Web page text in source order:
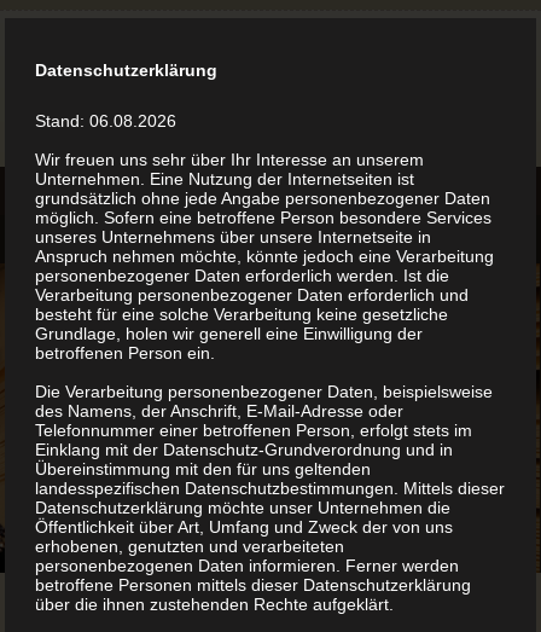
Datenschutzerklärung
Stand: 06.08.2026
Wir freuen uns sehr über Ihr Interesse an unserem
Unternehmen. Eine Nutzung der Internetseiten ist
grundsätzlich ohne jede Angabe personenbezogener Daten
möglich. Sofern eine betroffene Person besondere Services
unseres Unternehmens über unsere Internetseite in
Anspruch nehmen möchte, könnte jedoch eine Verarbeitung
personenbezogener Daten erforderlich werden. Ist die
Verarbeitung personenbezogener Daten erforderlich und
besteht für eine solche Verarbeitung keine gesetzliche
Grundlage, holen wir generell eine Einwilligung der
betroffenen Person ein.
Die Verarbeitung personenbezogener Daten, beispielsweise
des Namens, der Anschrift, E-Mail-Adresse oder
Telefonnummer einer betroffenen Person, erfolgt stets im
Einklang mit der Datenschutz-Grundverordnung und in
Übereinstimmung mit den für uns geltenden
landesspezifischen Datenschutzbestimmungen. Mittels dieser
Datenschutzerklärung möchte unser Unternehmen die
Öffentlichkeit über Art, Umfang und Zweck der von uns
erhobenen, genutzten und verarbeiteten
personenbezogenen Daten informieren. Ferner werden
betroffene Personen mittels dieser Datenschutzerklärung
über die ihnen zustehenden Rechte aufgeklärt.